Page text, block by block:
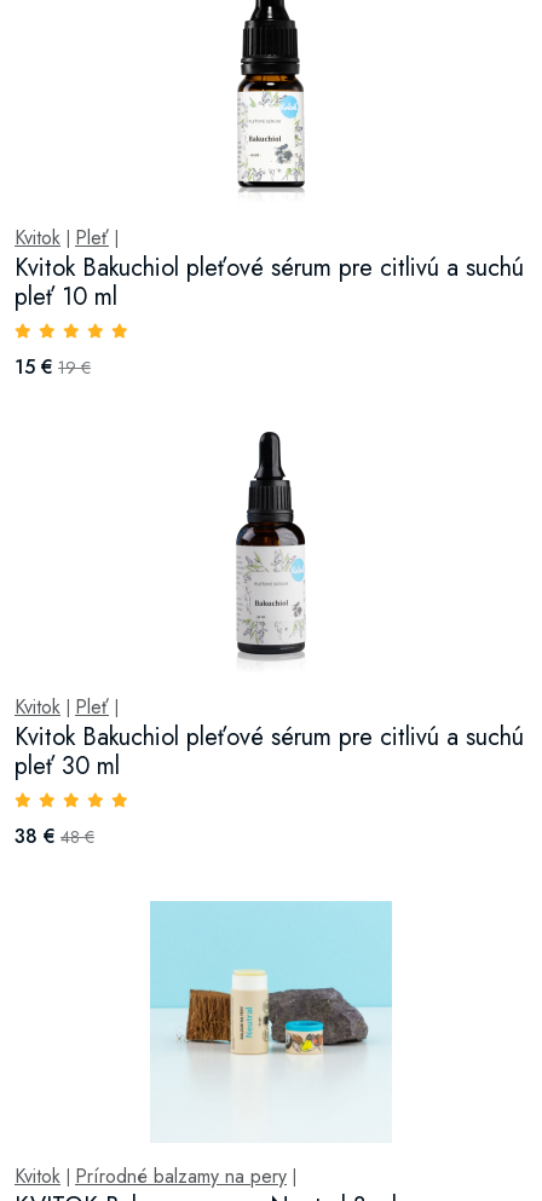
Kvitok Pleť
Kvitok Bakuchiol pleťové sérum pre citlivú a suchú
pleť 10 ml
15 € 19 €
Kvitok Pleť
Kvitok Bakuchiol pleťové sérum pre citlivú a suchú
pleť 30 ml
38 € 48 €
Kvitok Prírodné balzamy na pery